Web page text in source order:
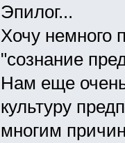
Эпилог...
Хочу немного
"сознание
Нам еще очень
культуру
многим